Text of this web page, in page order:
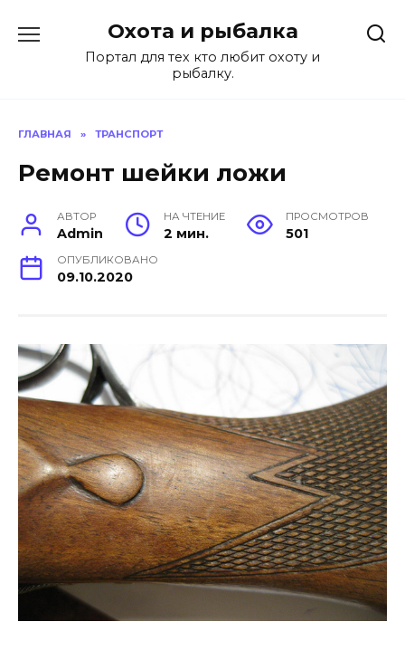
содержанию
Охота и рыбалка
Портал для тех кто любит охоту и
рыбалку.
ГЛАВНАЯ » ТРАНСПОРТ
Ремонт шейки ложи
АВТОР
Admin
НА ЧТЕНИЕ
2 мин.
ПРОСМОТРОВ
501
ОПУБЛИКОВАНО
09.10.2020